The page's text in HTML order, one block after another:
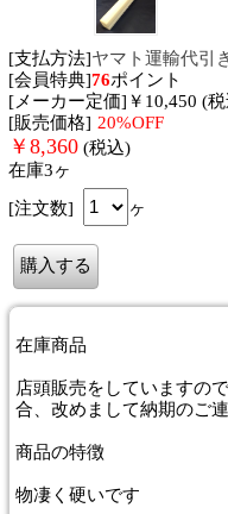
[支払方法]ヤマト運輸代引
[会員特典]76ポイント
[メーカー定価]￥10,450 (
[販売価格] 20%OFF
￥ 8,360 (税込)
在庫3ヶ
[注文数]
ヶ
在庫商品
店頭販売をしていますの
合、改めまして納期のご
商品の特徴
物凄く硬いです